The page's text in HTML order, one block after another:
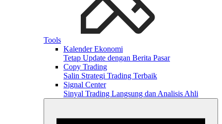
Tools
Kalender Ekonomi
Tetap Update dengan Berita Pasar
Copy Trading
Salin Strategi Trading Terbaik
Signal Center
Sinyal Trading Langsung dan Analisis Ahli